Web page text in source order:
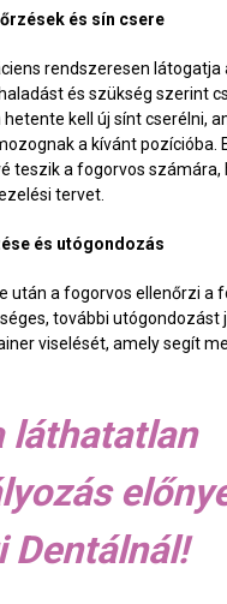
és sín csere
rendszeresen látogatja
és szükség szerint
kell új sínt cserélni,
a kívánt pozícióba.
teszik a fogorvos számára,
tervet.
és utógondozás
után a fogorvos ellenőrzi a
további utógondozást
viselését, amely segít
láthatatlan
Dentálnál!